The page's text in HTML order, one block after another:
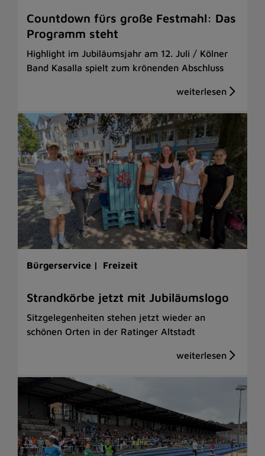
Countdown fürs große Festmahl: Das
Programm steht
Highlight im Jubiläumsjahr am 12. Juli / Kölner
Band Kasalla spielt zum krönenden Abschluss
Bürgerservice | Freizeit
Strandkörbe jetzt mit Jubiläumslogo
Sitzgelegenheiten stehen jetzt wieder an
schönen Orten in der Ratinger Altstadt